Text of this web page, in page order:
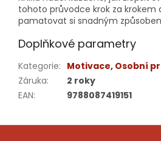
tohoto průvodce krok za krokem
pamatovat si snadným
Doplňkové parametry
Kategorie: Motivace, Osobní
Záruka:
2 roky
EAN: 9788087419151
Z